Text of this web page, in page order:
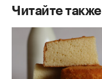
Читайте также